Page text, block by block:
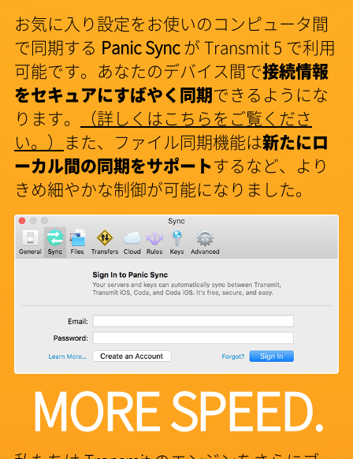
お気に入り設定をお使いのコンピュータ間
で同期する Panic Syncが Transmit 5 で利用
可能です。あなたのデバイス間で接続情報
をセキュアにすばやく同期 できるようにな
ります。
（詳しくはこちらをご覧くださ
い。）
また、ファイル同期機能は新たにロ
ーカル間の同期をサポートするなど、より
きめ細やかな制御が可能になりました。
MORE SPEED.